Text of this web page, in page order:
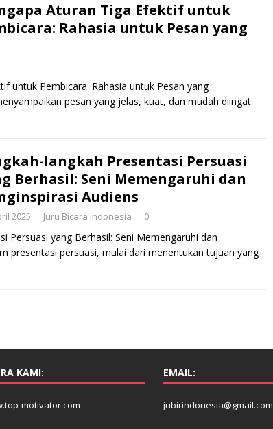
Aturan Tiga Efektif untuk
Rahasia untuk Pesan yang
untuk Pembicara: Rahasia untuk Pesan yang
pesan yang jelas, kuat, dan mudah diingat
langkah Presentasi Persuasi
Berhasil: Seni Memengaruhi dan
Audiens
2025 Juru Bicara Indonesia 0
Persuasi yang Berhasil: Seni Memengaruhi dan
presentasi persuasi, mulai dari menentukan tujuan yang
KAMI:
motivator.com
EMAIL:
jubirindonesia@gmail.com